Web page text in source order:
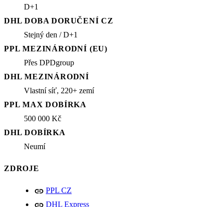
D+1
DHL DOBA DORUČENÍ CZ
Stejný den / D+1
PPL MEZINÁRODNÍ (EU)
Přes DPDgroup
DHL MEZINÁRODNÍ
Vlastní síť, 220+ zemí
PPL MAX DOBÍRKA
500 000 Kč
DHL DOBÍRKA
Neumí
ZDROJE
link PPL CZ
DHL Express